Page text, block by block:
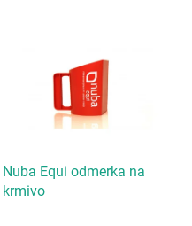
Nuba Equi odmerka na
krmivo